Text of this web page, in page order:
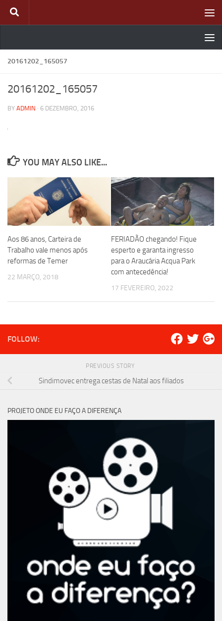
Skip to content
20161202_165057
20161202_165057
BY ADMIN · 6 DEZEMBRO, 2016
YOU MAY ALSO LIKE...
Aos 86 anos, Carteira de
Trabalho vale menos após
reformas de Temer
22 MARÇO, 2018
FERIADÃO chegando! Fique
esperto e garanta ingresso
para o Araucária Acqua Park
com antecedência!
17 FEVEREIRO, 2022
FOLLOW:
PREVIOUS STORY
Sindimovec entrega cestas de Natal aos filiados
PROJETO ONDE EU FAÇO A DIFERENÇA